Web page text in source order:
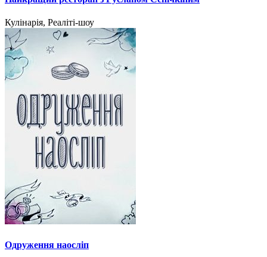
Кулінарія, Реаліті-шоу
Одруження наосліп